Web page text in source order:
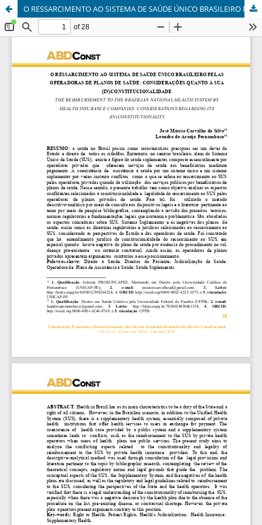
O RESSARCIMENTO AO SISTEMA DE SAÚDE ÚNICO BRASILEIRO PELAS OPERADORAS DE PLANOS DE SAÚDE: CONSIDERAÇÕES QUANTO À SUA (IN)CONSTITUCIONALIDADE